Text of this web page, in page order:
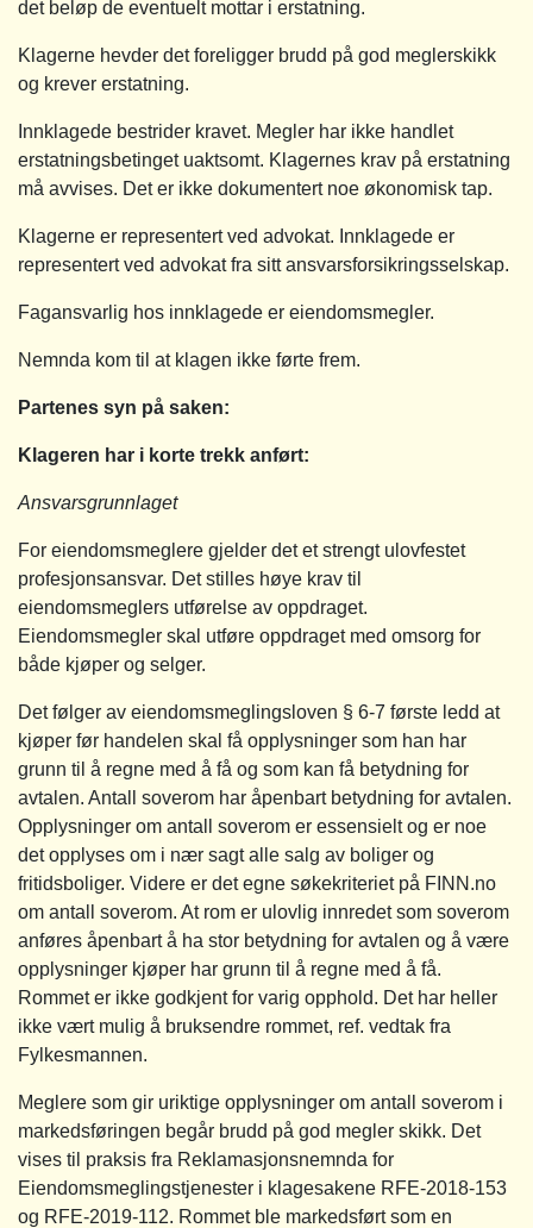
det beløp de eventuelt mottar i erstatning.
Klagerne hevder det foreligger brudd på god meglerskikk
og krever erstatning.
Innklagede bestrider kravet. Megler har ikke handlet
erstatningsbetinget uaktsomt. Klagernes krav på erstatning
må avvises. Det er ikke dokumentert noe økonomisk tap.
Klagerne er representert ved advokat. Innklagede er
representert ved advokat fra sitt ansvarsforsikringsselskap.
Fagansvarlig hos innklagede er eiendomsmegler.
Nemnda kom til at klagen ikke førte frem.
Partenes syn på saken:
Klageren har i korte trekk anført:
Ansvarsgrunnlaget
For eiendomsmeglere gjelder det et strengt ulovfestet
profesjonsansvar. Det stilles høye krav til
eiendomsmeglers utførelse av oppdraget.
Eiendomsmegler skal utføre oppdraget med omsorg for
både kjøper og selger.
Det følger av eiendomsmeglingsloven § 6-7 første ledd at
kjøper før handelen skal få opplysninger som han har
grunn til å regne med å få og som kan få betydning for
avtalen. Antall soverom har åpenbart betydning for avtalen.
Opplysninger om antall soverom er essensielt og er noe
det opplyses om i nær sagt alle salg av boliger og
fritidsboliger. Videre er det egne søkekriteriet på FINN.no
om antall soverom. At rom er ulovlig innredet som soverom
anføres åpenbart å ha stor betydning for avtalen og å være
opplysninger kjøper har grunn til å regne med å få.
Rommet er ikke godkjent for varig opphold. Det har heller
ikke vært mulig å bruksendre rommet, ref. vedtak fra
Fylkesmannen.
Meglere som gir uriktige opplysninger om antall soverom i
markedsføringen begår brudd på god megler skikk. Det
vises til praksis fra Reklamasjonsnemnda for
Eiendomsmeglingstjenester i klagesakene RFE-2018-153
og RFE-2019-112. Rommet ble markedsført som en